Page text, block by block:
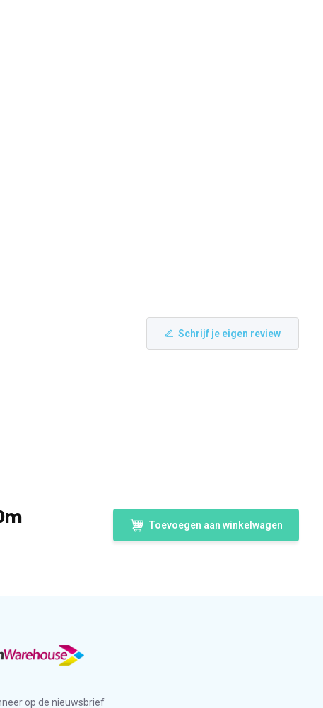
Schrijf je eigen review
Toevoegen aan winkelwagen
op de nieuwsbrief